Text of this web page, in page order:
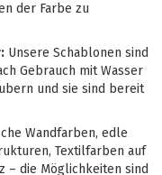
der Farbe zu
Unsere Schablonen sind
Gebrauch mit Wasser
und sie sind bereit
Wandfarben, edle
Textilfarben auf
– die Möglichkeiten sind